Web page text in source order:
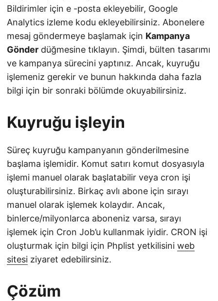
Bildirimler için e -posta ekleyebilir, Google
Analytics izleme kodu ekleyebilirsiniz. Abonelere
mesaj göndermeye başlamak için Kampanya
Gönder düğmesine tıklayın. Şimdi, bülten tasarımı
ve kampanya sürecini yaptınız. Ancak, kuyruğu
işlemeniz gerekir ve bunun hakkında daha fazla
bilgi için bir sonraki bölümde okuyabilirsiniz.
Kuyruğu işleyin
Süreç kuyruğu kampanyanın gönderilmesine
başlama işlemidir. Komut satırı komut dosyasıyla
işlemi manuel olarak başlatabilir veya cron işi
oluşturabilirsiniz. Birkaç avlı abone için sırayı
manuel olarak işlemek kolaydır. Ancak,
binlerce/milyonlarca aboneniz varsa, sırayı
işlemek için Cron Job’u kullanmak iyidir. CRON işi
oluşturmak için bilgi için Phplist yetkilisini web
sitesi ziyaret edebilirsiniz.
Çözüm